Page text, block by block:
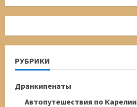
РУБРИКИ
Дранкипенаты
Автопутешествия по Карелии